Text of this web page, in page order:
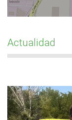
Actualidad